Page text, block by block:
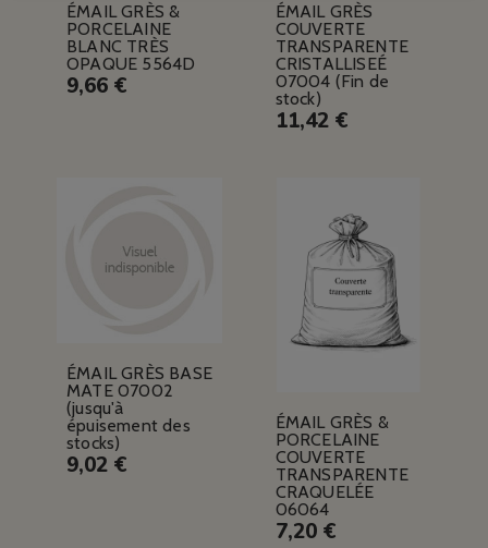
ÉMAIL GRÈS &
PORCELAINE
BLANC TRÈS
OPAQUE 5564D
9,66 €
ÉMAIL GRÈS
COUVERTE
TRANSPARENTE
CRISTALLISEÉ
07004 (Fin de
stock)
11,42 €
ÉMAIL GRÈS BASE
MATE 07002
(jusqu'à
épuisement des
stocks)
9,02 €
ÉMAIL GRÈS &
PORCELAINE
COUVERTE
TRANSPARENTE
CRAQUELÉE
06064
7,20 €